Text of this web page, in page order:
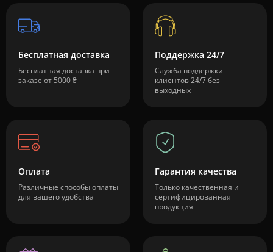
Бесплатная доставка
Бесплатная доставка при
заказе от 5000 ₴
Поддержка 24/7
Служба поддержки
клиентов 24/7 без
выходных
Оплата
Различные способы оплаты
для вашего удобства
Гарантия качества
Только качественная и
сертифицированная
продукция